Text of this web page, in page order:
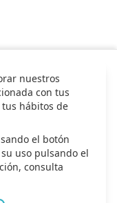
nuestros
con tus
hábitos de
el botón
uso pulsando el
consulta